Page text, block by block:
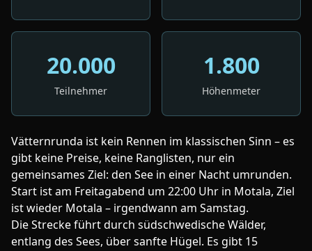
20.000
Teilnehmer
1.800
Höhenmeter
Vätternrunda ist kein Rennen im klassischen Sinn – es
gibt keine Preise, keine Ranglisten, nur ein
gemeinsames Ziel: den See in einer Nacht umrunden.
Start ist am Freitagabend um 22:00 Uhr in Motala, Ziel
ist wieder Motala – irgendwann am Samstag.
Die Strecke führt durch südschwedische Wälder,
entlang des Sees, über sanfte Hügel. Es gibt 15